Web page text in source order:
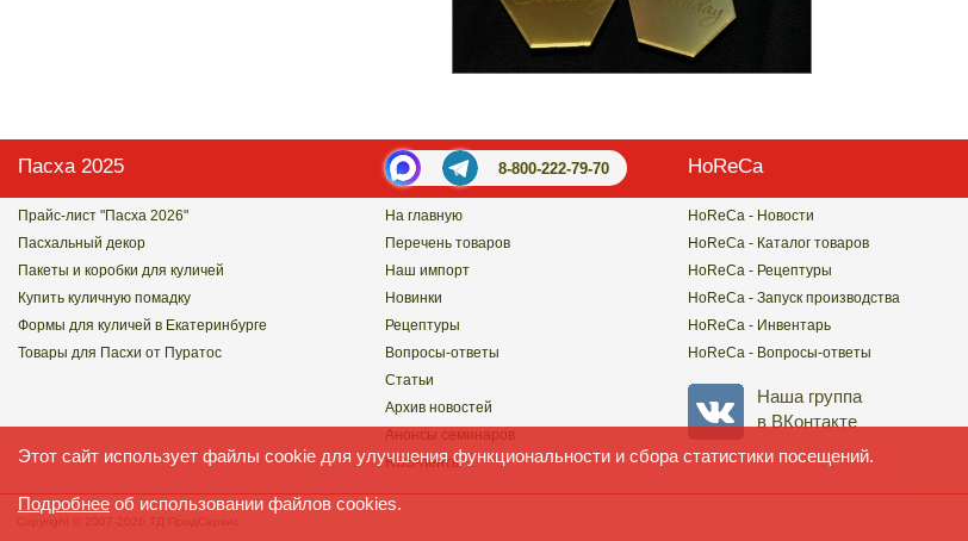
Пасха 2025 8-800-222-79-70 HoReCa
Прайс-лист "Пасха 2026"
Пасхальный декор
Пакеты и коробки для куличей
Купить куличную помадку
Формы для куличей в Екатеринбурге
Товары для Пасхи от Пуратос
На главную
Перечень товаров
Наш импорт
Новинки
Рецептуры
Вопросы-ответы
Статьи
Архив новостей
Анонсы семинаров
RSS-ленты
HoReCa - Новости
HoReCa - Каталог товаров
HoReCa - Рецептуры
HoReCa - Запуск производства
HoReCa - Инвентарь
HoReCa - Вопросы-ответы
Наша группа
в ВКонтакте
Этот сайт использует файлы cookie для улучшения функциональности и сбора статистики посещений.
Подробнее об использовании файлов cookies.